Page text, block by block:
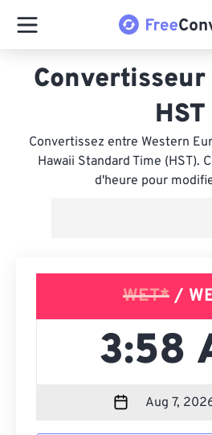
Convertisseur
HST
Convertissez entre Western
Hawaii Standard Time (HST).
d'heure pour
WET* /